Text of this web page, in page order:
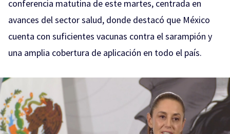
conferencia matutina de este martes, centrada en
avances del sector salud, donde destacó que México
cuenta con suficientes vacunas contra el sarampión y
una amplia cobertura de aplicación en todo el país.